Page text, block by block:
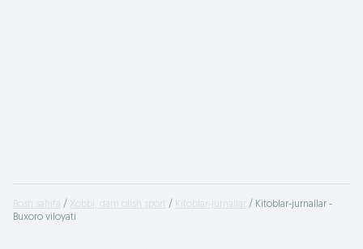
Bosh sahifa Xobbi, dam olish sport Kitoblar-jurnallar
Kitoblar-jurnallar -
Buxoro viloyati